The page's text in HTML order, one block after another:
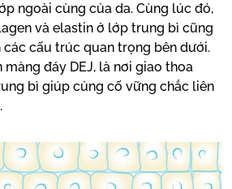
ngoài cùng của da. Cùng lúc đó,
và elastin ở lớp trung bì cũng
các cấu trúc quan trọng bên dưới.
đáy DEJ, là nơi giao thoa
bì giúp củng cố vững chắc liên